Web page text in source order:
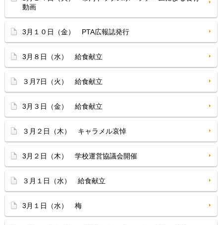
動画
3月１０日（金） PTA広報誌発行
3月８日（水） 給食献立
３月7日（火） 給食献立
3月３日（金） 給食献立
３月２日（木） キャラメル哀悼
3月２日（木） 学校運営協議会開催
３月１日（水） 給食献立
3月１日（水） 梅